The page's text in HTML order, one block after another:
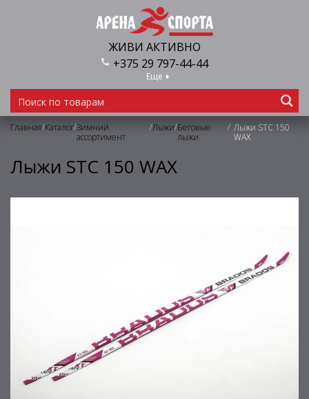
ЖИВИ АКТИВНО
+375 29 797-44-44
Еще
Главная/Каталог/Зимний
ассортимент
/Лыжи/Беговые
лыжи
/ Лыжи STC 150
WAX
Лыжи STC 150 WAX